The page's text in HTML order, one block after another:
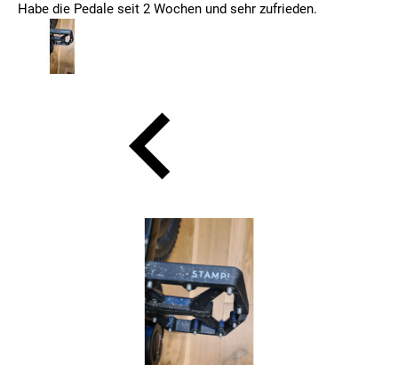
Habe die Pedale seit 2 Wochen und sehr zufrieden.